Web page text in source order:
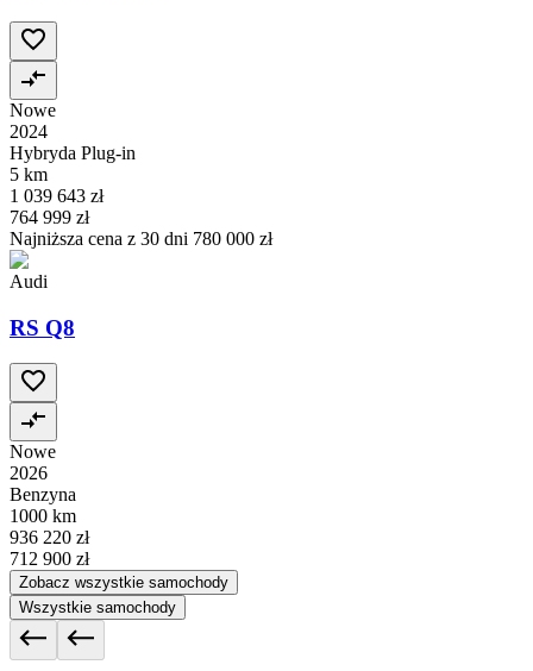
Nowe
2024
Hybryda Plug-in
5 km
1 039 643 zł
764 999 zł
Najniższa cena z 30 dni 780 000 zł
Audi
RS Q8
Nowe
2026
Benzyna
1000 km
936 220 zł
712 900 zł
Zobacz wszystkie samochody
Wszystkie samochody